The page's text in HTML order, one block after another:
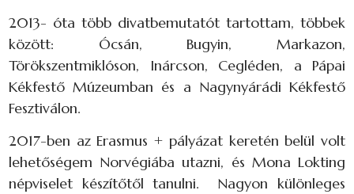
2013- óta több divatbemutatót tartottam, többek
között: Ócsán, Bugyin, Markazon,
Törökszentmiklóson, Inárcson, Cegléden, a Pápai
Kékfestő Múzeumban és a Nagynyárádi Kékfestő
Fesztiválon.
2017-ben az Erasmus + pályázat keretén belül volt
lehetőségem Norvégiába utazni, és Mona Lokting
népviselet készítőtől tanulni. Nagyon különleges